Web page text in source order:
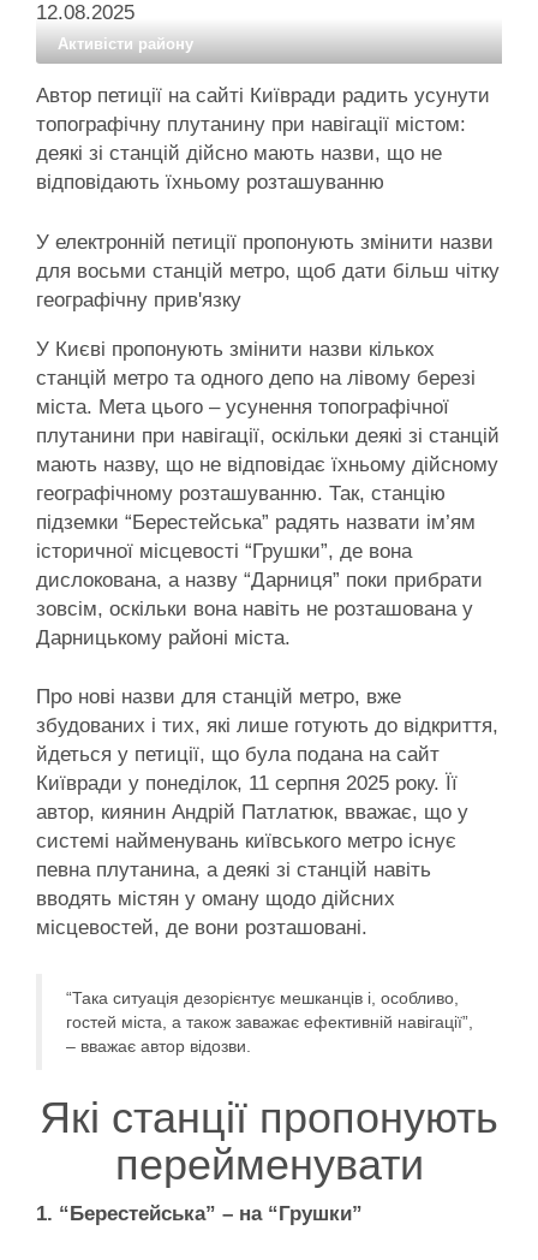
12.08.2025
Активісти району
Автор петиції на сайті Київради радить усунути
топографічну плутанину при навігації містом:
деякі зі станцій дійсно мають назви, що не
відповідають їхньому розташуванню
У електронній петиції пропонують змінити назви
для восьми станцій метро, щоб дати більш чітку
географічну прив'язку
У Києві пропонують змінити назви кількох
станцій метро та одного депо на лівому березі
міста. Мета цього – усунення топографічної
плутанини при навігації, оскільки деякі зі станцій
мають назву, що не відповідає їхньому дійсному
географічному розташуванню. Так, станцію
підземки “Берестейська” радять назвати ім’ям
історичної місцевості “Грушки”, де вона
дислокована, а назву “Дарниця” поки прибрати
зовсім, оскільки вона навіть не розташована у
Дарницькому районі міста.
Про нові назви для станцій метро, вже
збудованих і тих, які лише готують до відкриття,
йдеться у петиції, що була подана на сайт
Київради у понеділок, 11 серпня 2025 року. Її
автор, киянин Андрій Патлатюк, вважає, що у
системі найменувань київського метро існує
певна плутанина, а деякі зі станцій навіть
вводять містян у оману щодо дійсних
місцевостей, де вони розташовані.
“Така ситуація дезорієнтує мешканців і, особливо,
гостей міста, а також заважає ефективній навігації”,
– вважає автор відозви.
Які станції пропонують
перейменувати
1. “Берестейська” – на “Грушки”